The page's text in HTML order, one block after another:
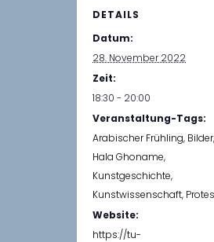
DETAILS
Datum:
28. November 2022
Zeit:
18:30 - 20:00
Veranstaltung-Tags:
Arabischer Frühling, Bilder,
Hala Ghoname,
Kunstgeschichte,
Kunstwissenschaft,
Website:
https://tu-